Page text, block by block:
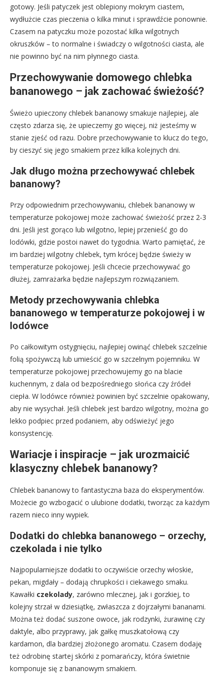
gotowy. Jeśli patyczek jest oblepiony mokrym ciastem,
wydłużcie czas pieczenia o kilka minut i sprawdźcie ponownie.
Czasem na patyczku może pozostać kilka wilgotnych
okruszków – to normalne i świadczy o wilgotności ciasta, ale
nie powinno być na nim płynnego ciasta.
Przechowywanie domowego chlebka
bananowego – jak zachować świeżość?
Świeżo upieczony chlebek bananowy smakuje najlepiej, ale
często zdarza się, że upieczemy go więcej, niż jesteśmy w
stanie zjeść od razu. Dobre przechowywanie to klucz do tego,
by cieszyć się jego smakiem przez kilka kolejnych dni.
Jak długo można przechowywać chlebek
bananowy?
Przy odpowiednim przechowywaniu, chlebek bananowy w
temperaturze pokojowej może zachować świeżość przez 2-3
dni. Jeśli jest gorąco lub wilgotno, lepiej przenieść go do
lodówki, gdzie postoi nawet do tygodnia. Warto pamiętać, że
im bardziej wilgotny chlebek, tym krócej będzie świeży w
temperaturze pokojowej. Jeśli chcecie przechowywać go
dłużej, zamrażarka będzie najlepszym rozwiązaniem.
Metody przechowywania chlebka
bananowego w temperaturze pokojowej i w
lodówce
Po całkowitym ostygnięciu, najlepiej owinąć chlebek szczelnie
folią spożywczą lub umieścić go w szczelnym pojemniku. W
temperaturze pokojowej przechowujemy go na blacie
kuchennym, z dala od bezpośredniego słońca czy źródeł
ciepła. W lodówce również powinien być szczelnie opakowany,
aby nie wysychał. Jeśli chlebek jest bardzo wilgotny, można go
lekko podpiec przed podaniem, aby odświeżyć jego
konsystencję.
Wariacje i inspiracje – jak urozmaicić
klasyczny chlebek bananowy?
Chlebek bananowy to fantastyczna baza do eksperymentów.
Możecie go wzbogacić o ulubione dodatki, tworząc za każdym
razem nieco inny wypiek.
Dodatki do chlebka bananowego – orzechy,
czekolada i nie tylko
Najpopularniejsze dodatki to oczywiście orzechy włoskie,
pekan, migdały – dodają chrupkości i ciekawego smaku.
Kawałki czekolady, zarówno mlecznej, jak i gorzkiej, to
kolejny strzał w dziesiątkę, zwłaszcza z dojrzałymi bananami.
Można też dodać suszone owoce, jak rodzynki, żurawinę czy
daktyle, albo przyprawy, jak gałkę muszkatołową czy
kardamon, dla bardziej złożonego aromatu. Czasem dodaję
też odrobinę startej skórki z pomarańczy, która świetnie
komponuje się z bananowym smakiem.